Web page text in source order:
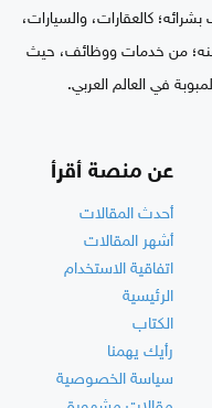
كالعقارات، والسيارات،
عنه؛ من خدمات ووظائف، حيث
في العالم العربي.
عن منصة أقرأ
أحدث المقالات
أشهر المقالات
اتفاقية الاستخدام
الرئيسية
الكتاب
رأيك يهمنا
سياسة الخصوصية